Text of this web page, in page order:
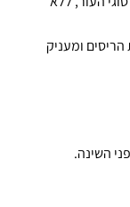
ומעניק